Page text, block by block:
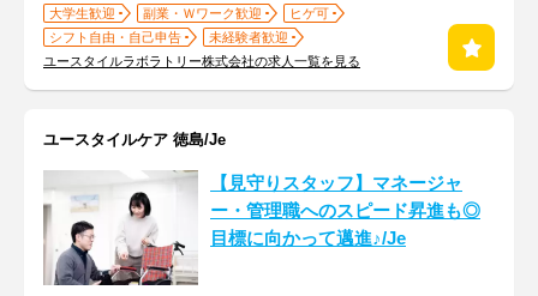
大学生歓迎 副業・Ｗワーク歓迎
ヒゲ可
シフト自由・自己申告
未経験者歓迎
ユースタイルラボラトリー株式会社の求人一覧を見る
ユースタイルケア 徳島/Je
【見守りスタッフ】マネージャ
ー・管理職へのスピード昇進も◎
目標に向かって邁進♪/Je